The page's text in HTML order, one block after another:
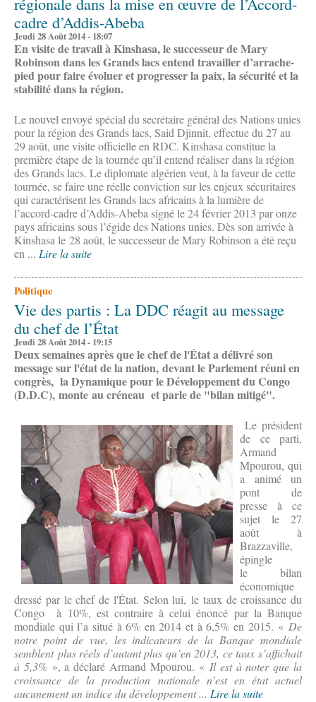
cadre d’Addis-Abeba
Jeudi 28 Août 2014 - 18:07
En visite de travail à Kinshasa, le successeur de Mary
Robinson dans les Grands lacs entend travailler d’arrache-
pied pour faire évoluer et progresser la paix, la sécurité et la
stabilité dans la région.
Le nouvel envoyé spécial du secrétaire général des Nations unies
pour la région des Grands lacs, Said Djinnit, effectue du 27 au
29 août, une visite officielle en RDC. Kinshasa constitue la
première étape de la tournée qu’il entend réaliser dans la région
des Grands lacs. Le diplomate algérien veut, à la faveur de cette
tournée, se faire une réelle conviction sur les enjeux sécuritaires
qui caractérisent les Grands lacs africains à la lumière de
l’accord-cadre d’Addis-Abeba signé le 24 février 2013 par onze
pays africains sous l’égide des Nations unies. Dès son arrivée à
Kinshasa le 28 août, le successeur de Mary Robinson a été reçu
en ... Lire la suite
Politique
Vie des partis : La DDC réagit au message
du chef de l’État
Jeudi 28 Août 2014 - 19:15
Deux semaines après que le chef de l'État a délivré son
message sur l'état de la nation, devant le Parlement réuni en
congrès, la Dynamique pour le Développement du Congo
(D.D.C), monte au créneau et parle de "bilan mitigé".
Le président
de ce parti,
Armand
Mpourou, qui
a animé un
pont de
presse à ce
sujet le 27
août à
Brazzaville,
épingle
le bilan
économique
dressé par le chef de l'État. Selon lui, le taux de croissance du
Congo à 10%, est contraire à celui énoncé par la Banque
mondiale qui l’a situé à 6% en 2014 et à 6,5% en 2015. « De
notre point de vue, les indicateurs de la Banque mondiale
semblent plus réels d’autant plus qu’en 2013, ce taux s’affichait
à 5,3%», a déclaré Armand Mpourou. « Il est à noter que la
croissance de la production nationale n’est en état actuel
aucunement un indice du développement ... Lire la suite